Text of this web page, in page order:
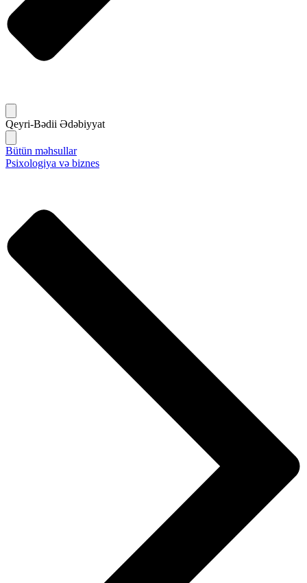
Qeyri-Bədii Ədəbiyyat
Bütün məhsullar
Psixologiya və biznes